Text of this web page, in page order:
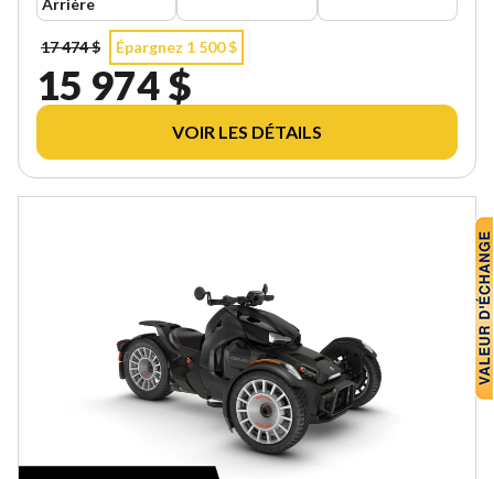
17 474 $ Épargnez 1 500 $
15 974 $
VOIR LES DÉTAILS